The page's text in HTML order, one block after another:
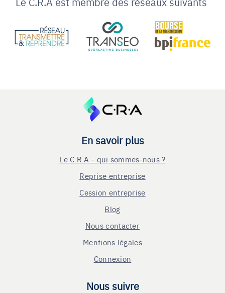
En savoir plus
Le C.R.A - qui sommes-nous ?
Reprise entreprise
Cession entreprise
Blog
Nous contacter
Mentions légales
Connexion
Nous suivre